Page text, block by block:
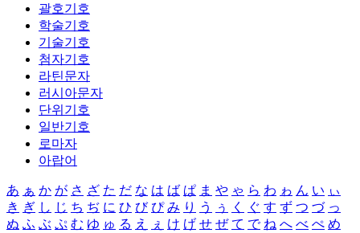
괄호기호
학술기호
기술기호
첨자기호
라틴문자
러시아문자
단위기호
일반기호
로마자
아랍어
あ ぁ か が さ ざ た だ な は ば ぱ ま や ゃ ら わ ゎ ん い ぃ
き ぎ し じ ち ぢ に ひ び ぴ み り う ぅ く ぐ す ず つ づ っ
ぬ ふ ぶ ぷ む ゆ ゅ る え ぇ け げ せ ぜ て で ね へ べ ぺ め